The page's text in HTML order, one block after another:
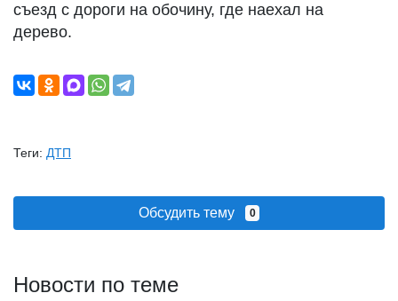
съезд с дороги на обочину, где наехал на
дерево.
Теги: ДТП
Обсудить тему 0
Новости по теме